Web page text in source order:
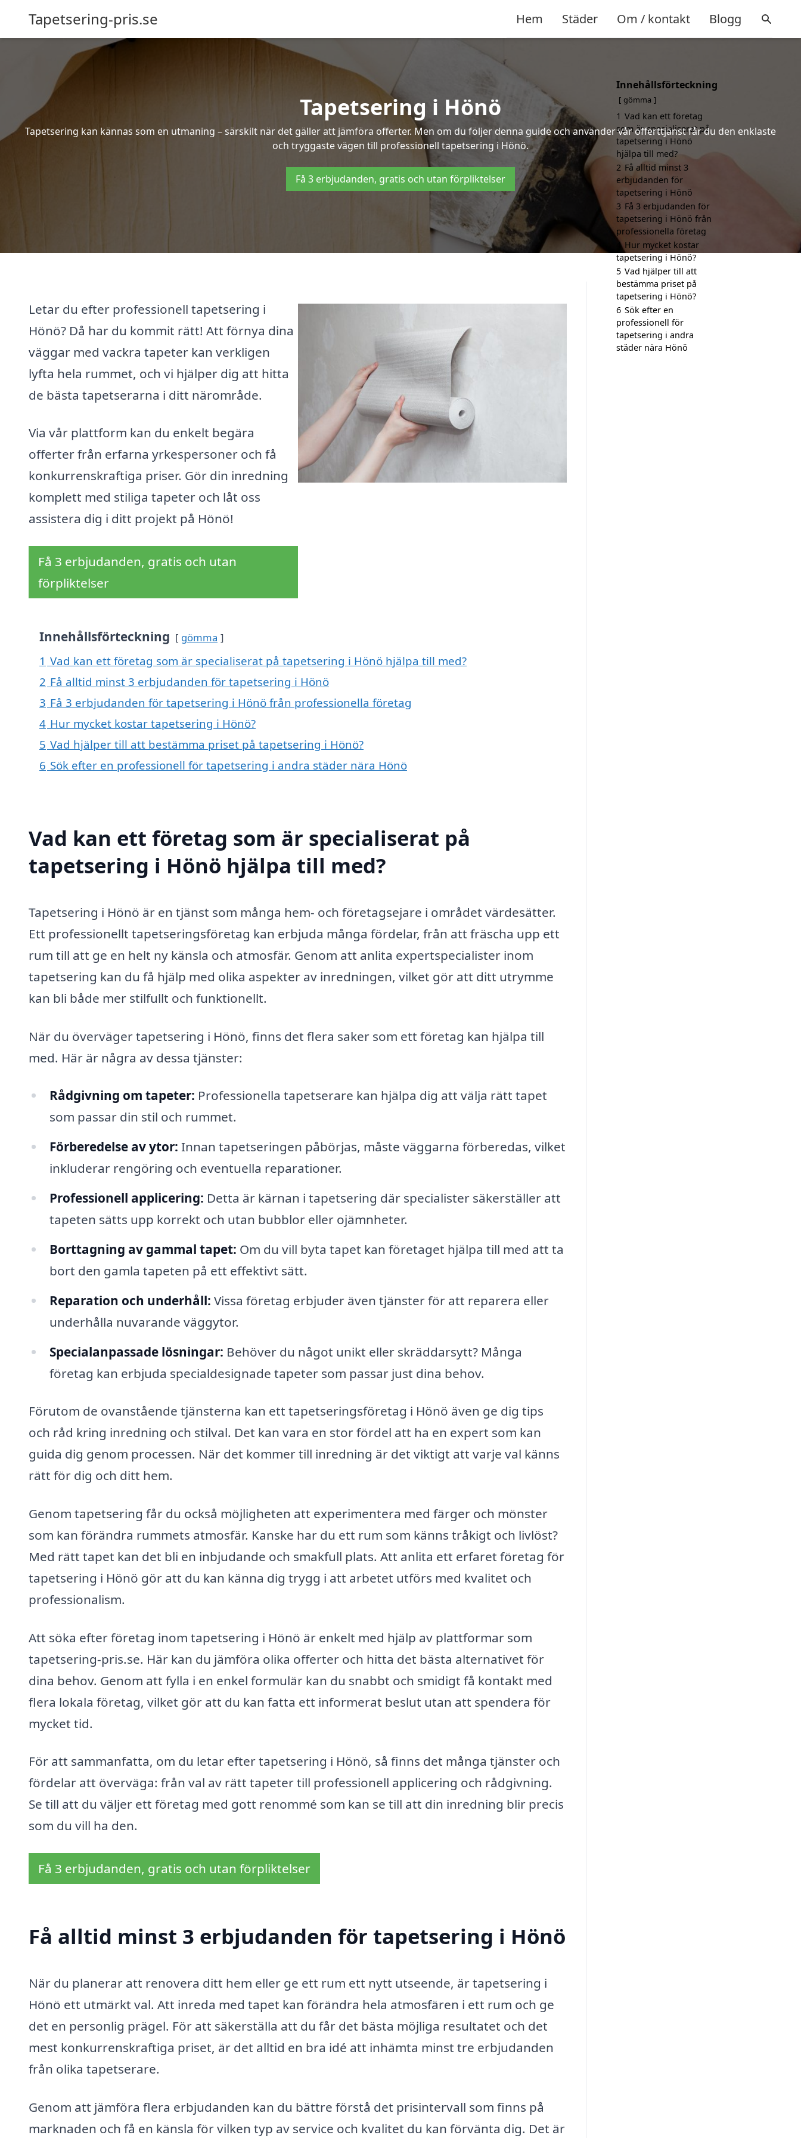
Tapetsering-pris.se Hem Städer Om / kontakt Blogg
Tapetsering i Hönö
Tapetsering kan kännas som en utmaning – särskilt när det gäller att jämföra offerter. Men om du följer denna guide och använder vår offerttjänst får du den enklaste
och tryggaste vägen till professionell tapetsering i Hönö.
Få 3 erbjudanden, gratis och utan förpliktelser
Letar du efter professionell tapetsering i
Hönö? Då har du kommit rätt! Att förnya dina
väggar med vackra tapeter kan verkligen
lyfta hela rummet, och vi hjälper dig att hitta
de bästa tapetserarna i ditt närområde.
Via vår plattform kan du enkelt begära
offerter från erfarna yrkespersoner och få
konkurrenskraftiga priser. Gör din inredning
komplett med stiliga tapeter och låt oss
assistera dig i ditt projekt på Hönö!
Få 3 erbjudanden, gratis och utan
förpliktelser
Innehållsförteckning gömma
1 Vad kan ett företag som är specialiserat på tapetsering i Hönö hjälpa till med?
2 Få alltid minst 3 erbjudanden för tapetsering i Hönö
3 Få 3 erbjudanden för tapetsering i Hönö från professionella företag
4 Hur mycket kostar tapetsering i Hönö?
5 Vad hjälper till att bestämma priset på tapetsering i Hönö?
6 Sök efter en professionell för tapetsering i andra städer nära Hönö
Vad kan ett företag som är specialiserat på
tapetsering i Hönö hjälpa till med?
Tapetsering i Hönö är en tjänst som många hem- och företagsejare i området värdesätter.
Ett professionellt tapetseringsföretag kan erbjuda många fördelar, från att fräscha upp ett
rum till att ge en helt ny känsla och atmosfär. Genom att anlita expertspecialister inom
tapetsering kan du få hjälp med olika aspekter av inredningen, vilket gör att ditt utrymme
kan bli både mer stilfullt och funktionellt.
När du överväger tapetsering i Hönö, finns det flera saker som ett företag kan hjälpa till
med. Här är några av dessa tjänster:
Rådgivning om tapeter: Professionella tapetserare kan hjälpa dig att välja rätt tapet
som passar din stil och rummet.
Förberedelse av ytor: Innan tapetseringen påbörjas, måste väggarna förberedas, vilket
inkluderar rengöring och eventuella reparationer.
Professionell applicering: Detta är kärnan i tapetsering där specialister säkerställer att
tapeten sätts upp korrekt och utan bubblor eller ojämnheter.
Borttagning av gammal tapet: Om du vill byta tapet kan företaget hjälpa till med att ta
bort den gamla tapeten på ett effektivt sätt.
Reparation och underhåll: Vissa företag erbjuder även tjänster för att reparera eller
underhålla nuvarande väggytor.
Specialanpassade lösningar: Behöver du något unikt eller skräddarsytt? Många
företag kan erbjuda specialdesignade tapeter som passar just dina behov.
Förutom de ovanstående tjänsterna kan ett tapetseringsföretag i Hönö även ge dig tips
och råd kring inredning och stilval. Det kan vara en stor fördel att ha en expert som kan
guida dig genom processen. När det kommer till inredning är det viktigt att varje val känns
rätt för dig och ditt hem.
Genom tapetsering får du också möjligheten att experimentera med färger och mönster
som kan förändra rummets atmosfär. Kanske har du ett rum som känns tråkigt och livlöst?
Med rätt tapet kan det bli en inbjudande och smakfull plats. Att anlita ett erfaret företag för
tapetsering i Hönö gör att du kan känna dig trygg i att arbetet utförs med kvalitet och
professionalism.
Att söka efter företag inom tapetsering i Hönö är enkelt med hjälp av plattformar som
tapetsering-pris.se. Här kan du jämföra olika offerter och hitta det bästa alternativet för
dina behov. Genom att fylla i en enkel formulär kan du snabbt och smidigt få kontakt med
flera lokala företag, vilket gör att du kan fatta ett informerat beslut utan att spendera för
mycket tid.
För att sammanfatta, om du letar efter tapetsering i Hönö, så finns det många tjänster och
fördelar att överväga: från val av rätt tapeter till professionell applicering och rådgivning.
Se till att du väljer ett företag med gott renommé som kan se till att din inredning blir precis
som du vill ha den.
Få 3 erbjudanden, gratis och utan förpliktelser
Få alltid minst 3 erbjudanden för tapetsering i Hönö
När du planerar att renovera ditt hem eller ge ett rum ett nytt utseende, är tapetsering i
Hönö ett utmärkt val. Att inreda med tapet kan förändra hela atmosfären i ett rum och ge
det en personlig prägel. För att säkerställa att du får det bästa möjliga resultatet och det
mest konkurrenskraftiga priset, är det alltid en bra idé att inhämta minst tre erbjudanden
från olika tapetserare.
Genom att jämföra flera erbjudanden kan du bättre förstå det prisintervall som finns på
marknaden och få en känsla för vilken typ av service och kvalitet du kan förvänta dig. Det är
Innehållsförteckning
gömma
1 Vad kan ett företag
som är specialiserat på
tapetsering i Hönö
hjälpa till med?
2 Få alltid minst 3
erbjudanden för
tapetsering i Hönö
3 Få 3 erbjudanden för
tapetsering i Hönö från
professionella företag
4 Hur mycket kostar
tapetsering i Hönö?
5 Vad hjälper till att
bestämma priset på
tapetsering i Hönö?
6 Sök efter en
professionell för
tapetsering i andra
städer nära Hönö